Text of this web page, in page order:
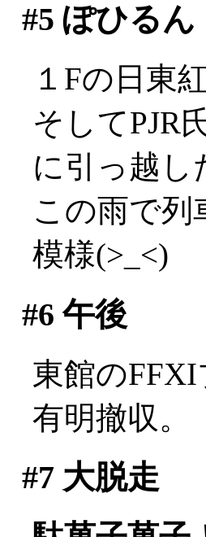
#5 ぽひるん
１Fの日東
そしてPJR
に引っ越し
この雨で
模様(>_<)
#6 午後
東館の
有明撤収。
#7 大脱走